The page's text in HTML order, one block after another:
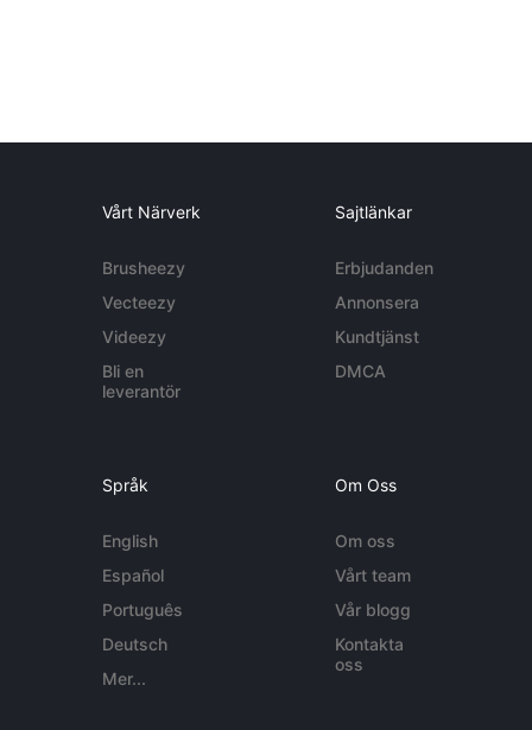
Vårt Närverk
Brusheezy
Vecteezy
Videezy
Bli en
leverantör
Sajtlänkar
Erbjudanden
Annonsera
Kundtjänst
DMCA
Språk
English
Español
Português
Deutsch
Mer...
Om Oss
Om oss
Vårt team
Vår blogg
Kontakta
oss